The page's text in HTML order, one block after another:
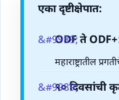
एका दृष्टीक्षेपात:
ODF ते
महाराष्ट्रातील
९० दिवसांची